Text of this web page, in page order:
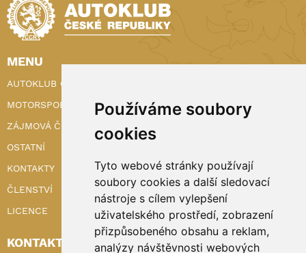
Používáme soubory
cookies
Tyto webové stránky používají
soubory cookies a další sledovací
nástroje s cílem vylepšení
uživatelského prostředí, zobrazení
přizpůsobeného obsahu a reklam,
analýzy návštěvnosti webových
MENU
AUTOKLUB ČR
MOTORSPORT
ZÁJMOVÁ ČINNOST
OSTATNÍ
KONTAKTY
ČLENSTVÍ
LICENCE
KONTAKTY